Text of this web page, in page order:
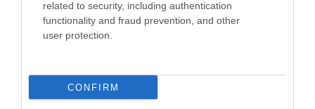
related to security, including authentication
functionality and fraud prevention, and other
user protection.
CONFIRM